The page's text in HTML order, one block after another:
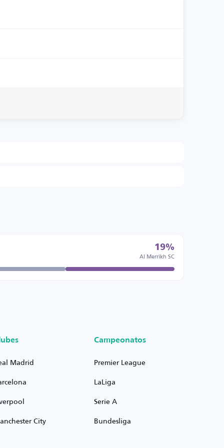
19%
Al Merrikh SC
Madrid
City
Campeonatos
Premier League
LaLiga
Serie A
Bundesliga